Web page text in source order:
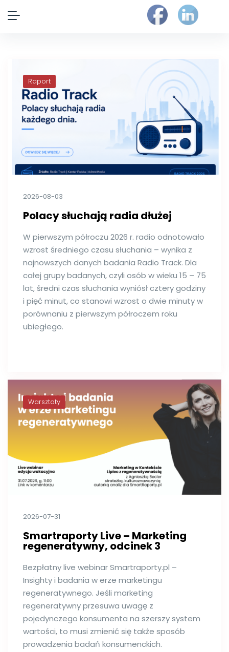
Raport
2026-08-03
Polacy słuchają radia dłużej
W pierwszym półroczu 2026 r. radio odnotowało
wzrost średniego czasu słuchania – wynika z
najnowszych danych badania Radio Track. Dla
całej grupy badanych, czyli osób w wieku 15 – 75
lat, średni czas słuchania wyniósł cztery godziny
i pięć minut, co stanowi wzrost o dwie minuty w
porównaniu z pierwszym półroczem roku
ubiegłego.
Warsztaty
2026-07-31
Smartraporty Live – Marketing
regeneratywny, odcinek 3
Bezpłatny live webinar Smartraporty.pl –
Insighty i badania w erze marketingu
regeneratywnego. Jeśli marketing
regeneratywny przesuwa uwagę z
pojedynczego konsumenta na szerszy system
wartości, to musi zmienić się także sposób
prowadzenia badań konsumenckich.